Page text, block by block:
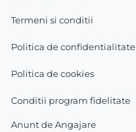
Termeni si conditii
Politica de confidentialitate
Politica de cookies
Conditii program fidelitate
Anunt de Angajare